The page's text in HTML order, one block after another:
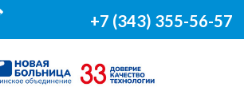
+7 (343) 355-56-57